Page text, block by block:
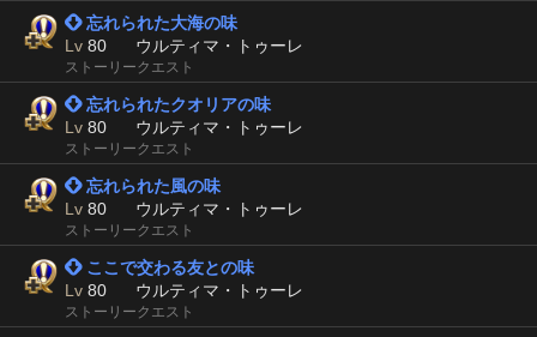
 忘れられた大海の味
Lv 80 ウルティマ・トゥーレ
ストーリークエスト
 忘れられたクオリアの味
Lv 80 ウルティマ・トゥーレ
ストーリークエスト
 忘れられた風の味
Lv 80 ウルティマ・トゥーレ
ストーリークエスト
 ここで交わる友との味
Lv 80 ウルティマ・トゥーレ
ストーリークエスト